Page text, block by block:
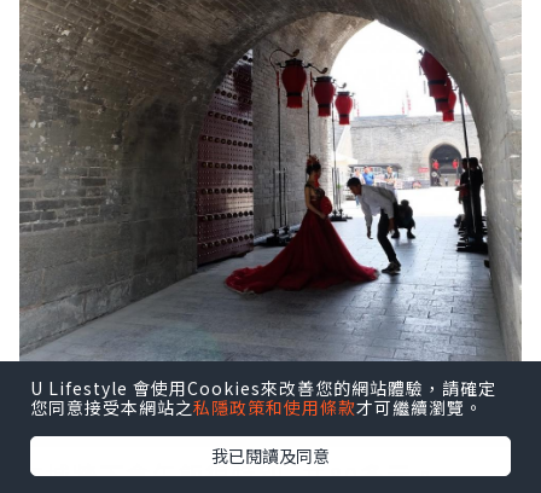
在城牆下食午飯很特別, 共80多元。
U Lifestyle 會使用Cookies來改善您的網站體驗，請確定
您同意接受本網站之私隱政策和使用條款才可繼續瀏覽。
我已閱讀及同意